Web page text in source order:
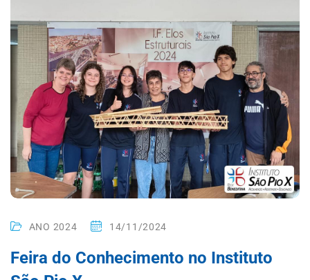
ANO 2024 14/11/2024
Feira do Conhecimento no Instituto